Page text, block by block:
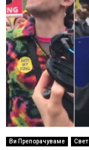
Ви Препорачуваме Свет